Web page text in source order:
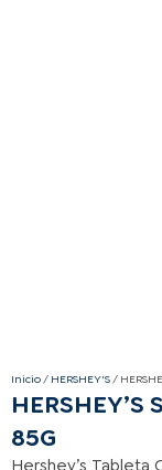
Inicio/ HERSHEY'S/
HERSHEY’S
85G